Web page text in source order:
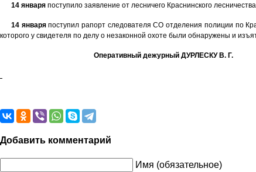
14 январяпоступило заявление от лесничего Краснинского
14 январяпоступил рапорт следователя СО отделения полиции по
которого у свидетеля по делу о незаконной охоте были обнаружены и
Оперативный дежурный ДУРЛЕСКУ В. Г.
Добавить комментарий
Имя (обязательное)